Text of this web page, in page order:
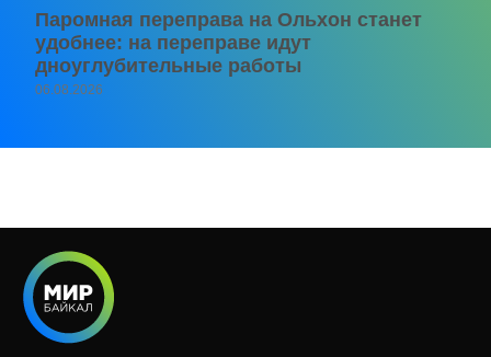
Паромная переправа на Ольхон станет
удобнее: на переправе идут
дноуглубительные работы
06.08.2026